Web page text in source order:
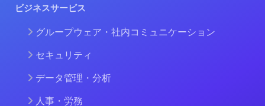
ビジネスサービス
グループウェア・社内コミュニケーション
セキュリティ
データ管理・分析
人事・労務